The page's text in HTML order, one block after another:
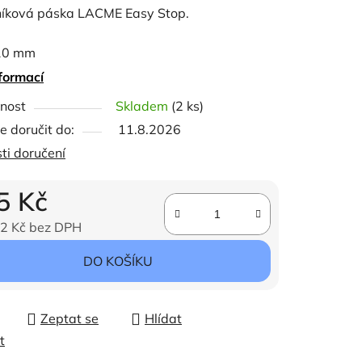
páska LACME Easy Stop.
mm
m
960 Ω/100 m
kg: 35 kg
4x nerez 0,16
Skladem (2 ks)
doručit do:
11.8.2026
doručení
Kč
Kč bez DPH
DO KOŠÍKU
Zeptat se
Hlídat